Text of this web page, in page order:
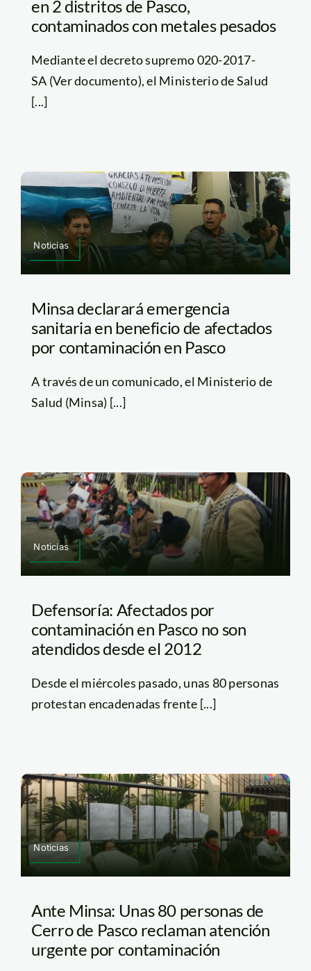
en 2 distritos de Pasco,
contaminados con metales pesados
Mediante el decreto supremo 020-2017-
SA (Ver documento), el Ministerio de Salud
[...]
Noticias
Minsa declarará emergencia
sanitaria en beneficio de afectados
por contaminación en Pasco
A través de un comunicado, el Ministerio de
Salud (Minsa) [...]
Noticias
Defensoría: Afectados por
contaminación en Pasco no son
atendidos desde el 2012
Desde el miércoles pasado, unas 80 personas
protestan encadenadas frente [...]
Noticias
Ante Minsa: Unas 80 personas de
Cerro de Pasco reclaman atención
urgente por contaminación